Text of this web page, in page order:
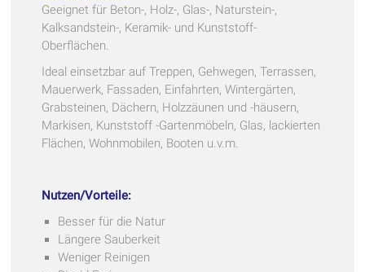
Geeignet für Beton-, Holz-, Glas-, Naturstein-,
Kalksandstein-, Keramik- und Kunststoff-
Oberflächen.
Ideal einsetzbar auf Treppen, Gehwegen, Terrassen,
Mauerwerk, Fassaden, Einfahrten, Wintergärten,
Grabsteinen, Dächern, Holzzäunen und -häusern,
Markisen, Kunststoff -Gartenmöbeln, Glas, lackierten
Flächen, Wohnmobilen, Booten u.v.m.
Nutzen/Vorteile:
Besser für die Natur
Längere Sauberkeit
Weniger Reinigen